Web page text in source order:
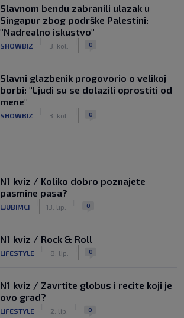
Slavnom bendu zabranili ulazak u
Singapur zbog podrške Palestini:
"Nadrealno iskustvo"
SHOWBIZ 3. kol. 0
Slavni glazbenik progovorio o velikoj
borbi: "Ljudi su se dolazili oprostiti od
mene"
SHOWBIZ 3. kol. 0
N1 kviz / Koliko dobro poznajete
pasmine pasa?
LJUBIMCI 13. lip. 0
N1 kviz / Rock & Roll
LIFESTYLE 8. lip. 0
N1 kviz / Zavrtite globus i recite koji je
ovo grad?
LIFESTYLE 2. lip. 0